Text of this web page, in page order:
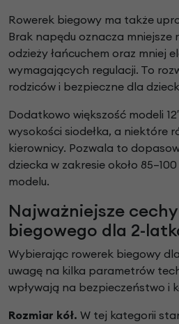
Rowerek biegowy ma także
Brak napędu oznacza mniejsze
odzieży łańcuchem oraz mniej
wymagających regulacji. To
rodziców i bezpieczne dla
Dodatkowo większość modeli
wysokości siodełka, a niektóre
kierownicy. Pozwala to
dziecka w zakresie około
modelu.
Najważniejsze
biegowego dla 2-
Wybierając rowerek biegowy
uwagę na kilka parametrów
wpływają na bezpieczeństwo i
Rozmiar kół. W tej kategorii